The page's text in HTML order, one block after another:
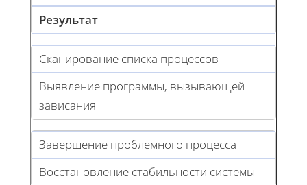
Результат
Сканирование списка процессов
Выявление программы, вызывающей
зависания
Завершение проблемного процесса
Восстановление стабильности системы